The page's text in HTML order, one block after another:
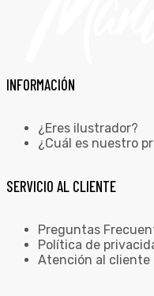
INFORMACIÓN
¿Eres ilustrador?
¿Cuál es nuestro
SERVICIO AL CLIENTE
Preguntas
Política de
Atención al cliente